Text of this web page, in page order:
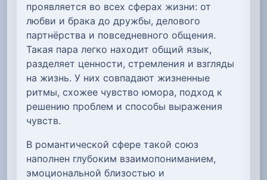
проявляется во всех сферах жизни: от
любви и брака до дружбы, делового
партнёрства и повседневного общения.
Такая пара легко находит общий язык,
разделяет ценности, стремления и взгляды
на жизнь. У них совпадают жизненные
ритмы, схожее чувство юмора, подход к
решению проблем и способы выражения
чувств.
В романтической сфере такой союз
наполнен глубоким взаимопониманием,
эмоциональной близостью и